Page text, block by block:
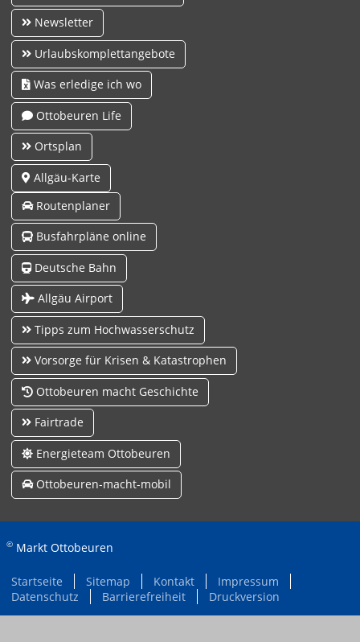
Newsletter
Urlaubskomplettangebote
Was erledige ich wo
Ottobeuren Life
Ortsplan
Allgäu-Karte
Routenplaner
Busfahrpläne online
Deutsche Bahn
Allgäu Airport
Tipps zum Hochwasserschutz
Vorsorge für Krisen & Katastrophen
Ottobeuren macht Geschichte
Fairtrade
Energieteam Ottobeuren
Ottobeuren-macht-mobil
© Markt Ottobeuren
Startseite Sitemap Kontakt
Impressum
Datenschutz
Barrierefreiheit Druckversion